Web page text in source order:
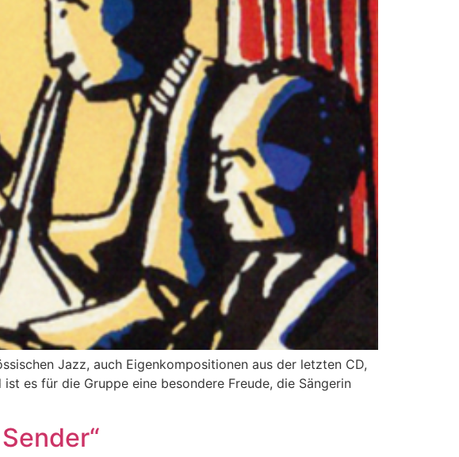
Jazz, auch Eigenkompositionen aus der letzten CD,
es für die Gruppe eine besondere Freude, die Sängerin